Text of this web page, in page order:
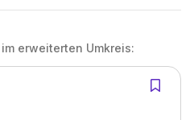
erweiterten Umkreis: